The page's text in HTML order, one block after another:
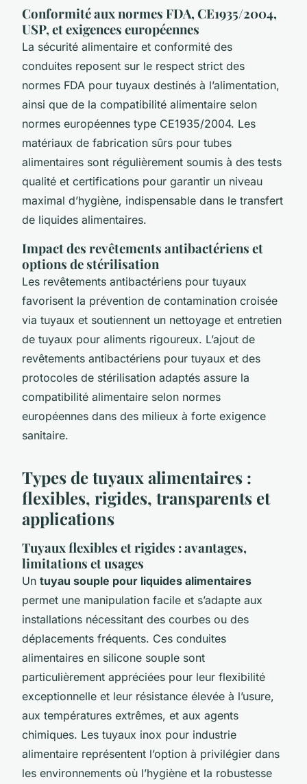
Conformité aux normes FDA, CE1935/2004,
USP, et exigences européennes
La sécurité alimentaire et conformité des
conduites reposent sur le respect strict des
normes FDA pour tuyaux destinés à l’alimentation,
ainsi que de la compatibilité alimentaire selon
normes européennes type CE1935/2004. Les
matériaux de fabrication sûrs pour tubes
alimentaires sont régulièrement soumis à des tests
qualité et certifications pour garantir un niveau
maximal d’hygiène, indispensable dans le transfert
de liquides alimentaires.
Impact des revêtements antibactériens et
options de stérilisation
Les revêtements antibactériens pour tuyaux
favorisent la prévention de contamination croisée
via tuyaux et soutiennent un nettoyage et entretien
de tuyaux pour aliments rigoureux. L’ajout de
revêtements antibactériens pour tuyaux et des
protocoles de stérilisation adaptés assure la
compatibilité alimentaire selon normes
européennes dans des milieux à forte exigence
sanitaire.
Types de tuyaux alimentaires :
flexibles, rigides, transparents et
applications
Tuyaux flexibles et rigides : avantages,
limitations et usages
Un tuyau souple pour liquides alimentaires
permet une manipulation facile et s’adapte aux
installations nécessitant des courbes ou des
déplacements fréquents. Ces conduites
alimentaires en silicone souple sont
particulièrement appréciées pour leur flexibilité
exceptionnelle et leur résistance élevée à l’usure,
aux températures extrêmes, et aux agents
chimiques. Les tuyaux inox pour industrie
alimentaire représentent l’option à privilégier dans
les environnements où l’hygiène et la robustesse